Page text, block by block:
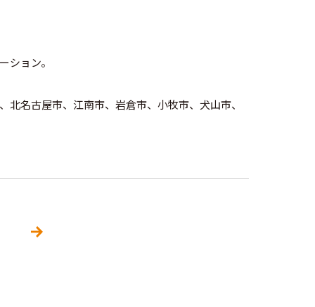
ション。
名古屋市、江南市、岩倉市、小牧市、犬山市、